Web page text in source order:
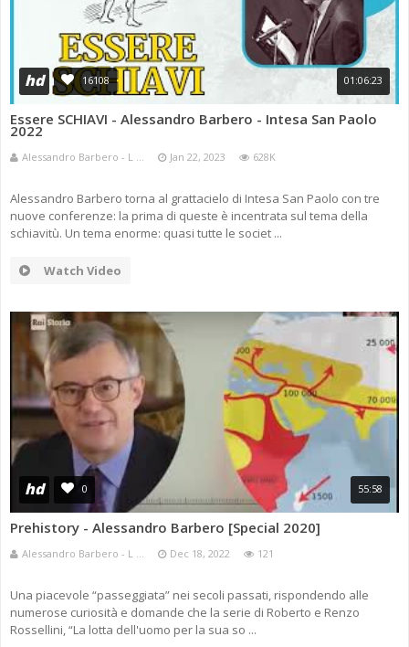
hd 16108 01:06:23
Essere SCHIAVI - Alessandro Barbero - Intesa San Paolo
2022
Alessandro Barbero - L ... Jan 22, 2023 628K
Alessandro Barbero torna al grattacielo di Intesa San Paolo con tre
nuove conferenze: la prima di queste è incentrata sul tema della
schiavitù. Un tema enorme: quasi tutte le societ ...
Watch Video
hd 0 55:58
Prehistory - Alessandro Barbero [Special 2020]
Alessandro Barbero - L ... Dec 18, 2022 121
Una piacevole “passeggiata” nei secoli passati, rispondendo alle
numerose curiosità e domande che la serie di Roberto e Renzo
Rossellini, “La lotta dell'uomo per la sua so ...